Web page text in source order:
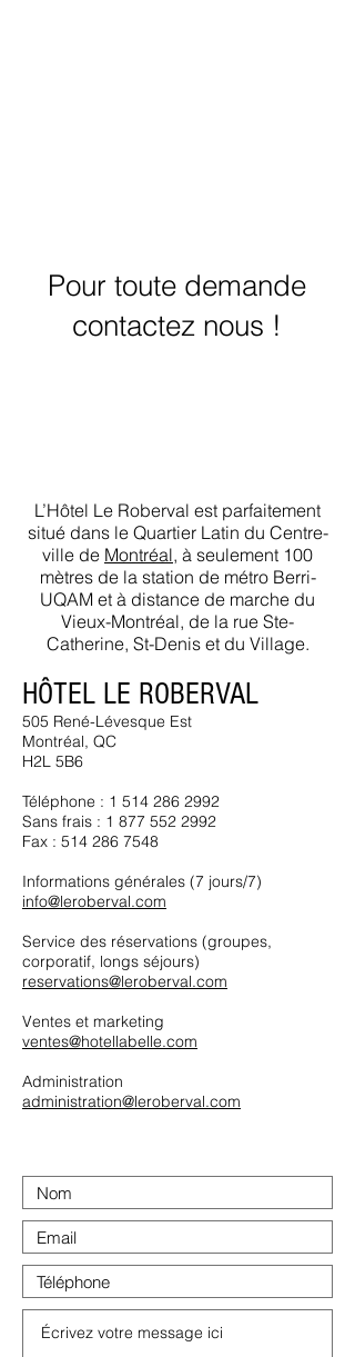
Pour toute demande
contactez nous !
L’Hôtel Le Roberval est parfaitement
situé dans le Quartier Latin du Centre-
ville de Montréal, à seulement 100
mètres de la station de métro Berri-
UQAM et à distance de marche du
Vieux-Montréal, de la rue Ste-
Catherine, St-Denis et du Village.
HÔTEL LE ROBERVAL
505 René-Lévesque Est
Montréal, QC
H2L 5B6
Téléphone : 1 514 286 2992
Sans frais : 1 877 552 2992
​Fax : 514 286 7548
Informations générales (7 jours/7)
info@leroberval.com
Service des réservations (groupes,
corporatif, longs séjours)
reservations@leroberval.com
Ventes et marketing
ventes@hotellabelle.com
Administration
administration@leroberval.com